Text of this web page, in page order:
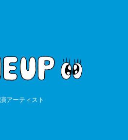
アーティスト